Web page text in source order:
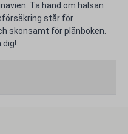
Ta hand om hälsan
står för
skonsamt för plånboken.
dig!